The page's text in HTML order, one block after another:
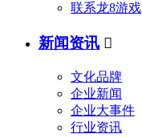
联系龙8游戏
新闻资讯 
文化品牌
企业新闻
企业大事件
行业资讯